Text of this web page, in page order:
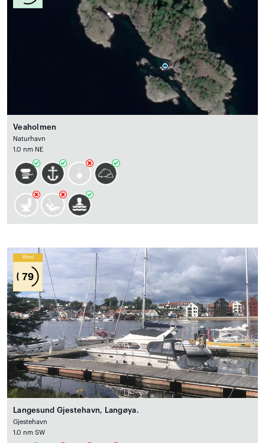
Veaholmen
Naturhavn
1.0 nm NE
Wind
79
Langesund Gjestehavn, Langøya.
Gjestehavn
1.0 nm SW